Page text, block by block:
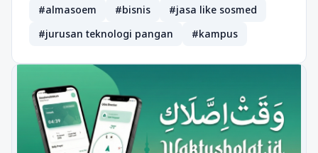
#almasoem
#bisnis
#jasa like sosmed
#jurusan teknologi pangan
#kampus